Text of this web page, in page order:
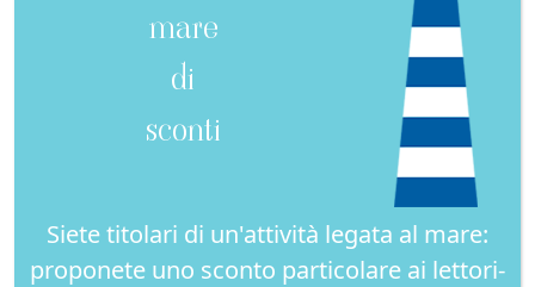
mare
di
sconti
Siete titolari di un'attività legata al mare:
proponete uno sconto particolare ai lettori-